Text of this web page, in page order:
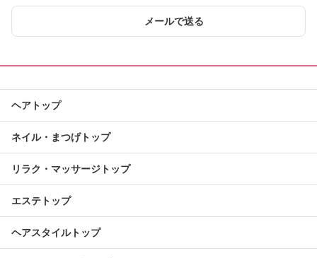
メールで送る
ヘアトップ
ネイル・まつげトップ
リラク・マッサージトップ
エステトップ
ヘアスタイルトップ